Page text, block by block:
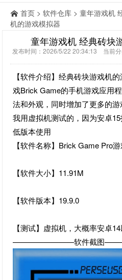
首页 > 软件仓库 > 童年游戏机
机的游戏模拟器
童年游戏机 经典砖块
发布时间：2026/5/22 20:34:13 当前分
【软件介绍】经典砖块游戏机
戏Brick Game的手机游戏应用
法和外观，同时增加了更多的
我用虚拟机测试的，因为安卓
低版本使用
【软件名称】Brick Game Pro
【软件大小】11.91M
【软件版本】19.9.0
【测试】虚拟机，大概率安卓
————————软件截图